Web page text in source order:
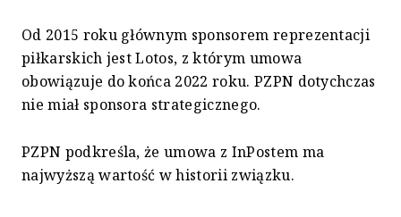
Od 2015 roku głównym sponsorem reprezentacji
piłkarskich jest Lotos, z którym umowa
obowiązuje do końca 2022 roku. PZPN dotychczas
nie miał sponsora strategicznego.
PZPN podkreśla, że umowa z InPostem ma
najwyższą wartość w historii związku.